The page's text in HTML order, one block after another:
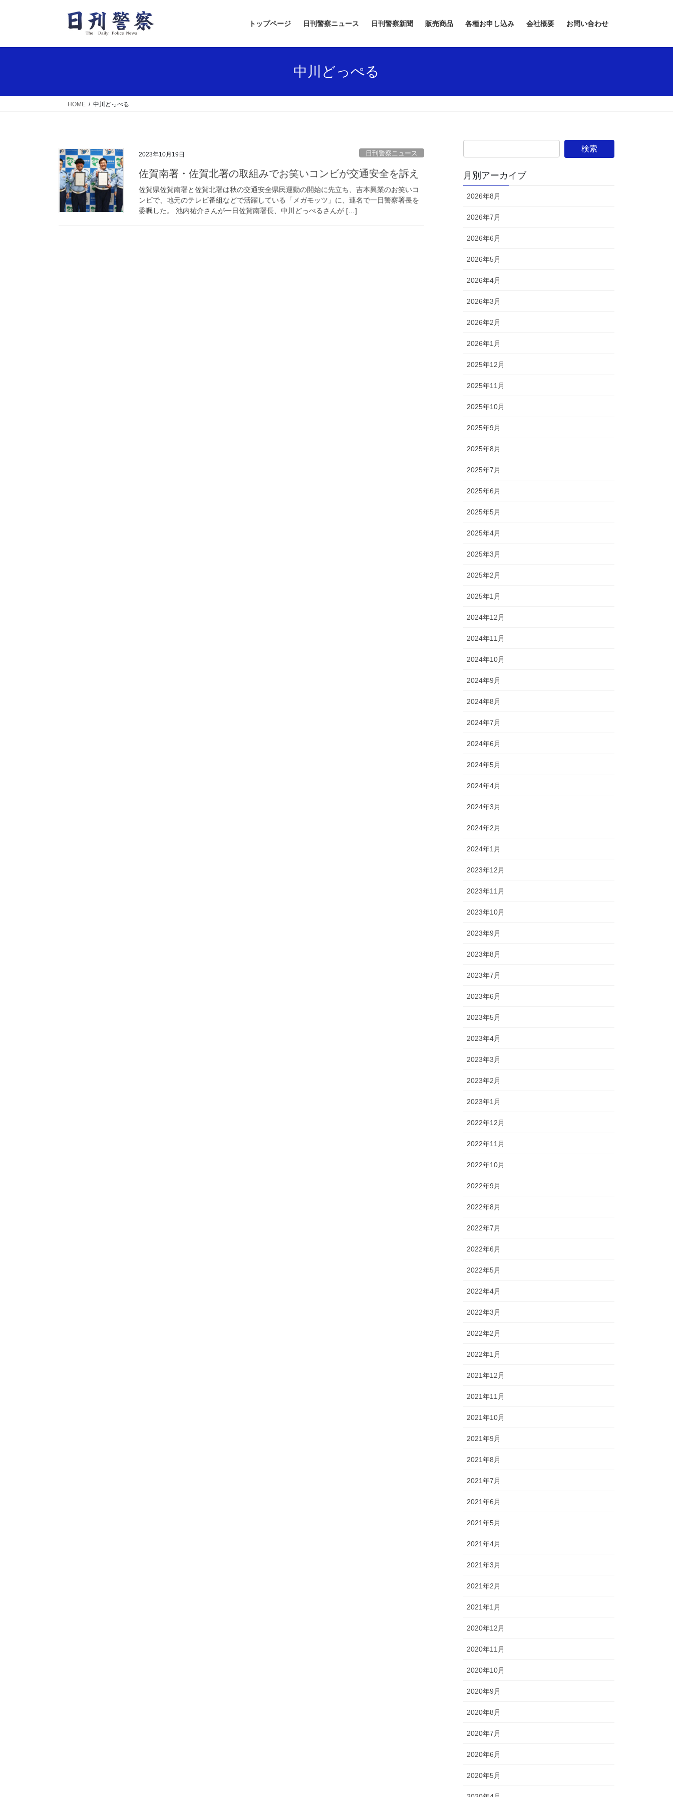
トップページ 日刊警察ニュース 日刊警察新聞 販売商品 各種お申し込み 会社概要 お問い合わせ
中川どっぺる
HOME 中川どっぺる
2023年10月19日 日刊警察ニュース
佐賀南署・佐賀北署の取組みでお笑いコンビが交通安全を訴え
佐賀県佐賀南署と佐賀北署は秋の交通安全県民運動の開始に先立ち、吉本興業のお笑いコ
ンビで、地元のテレビ番組などで活躍している「メガモッツ」に、連名で一日警察署長を
委嘱した。 池内祐介さんが一日佐賀南署長、中川どっぺるさんが […]
月別アーカイブ
2026年8月
2026年7月
2026年6月
2026年5月
2026年4月
2026年3月
2026年2月
2026年1月
2025年12月
2025年11月
2025年10月
2025年9月
2025年8月
2025年7月
2025年6月
2025年5月
2025年4月
2025年3月
2025年2月
2025年1月
2024年12月
2024年11月
2024年10月
2024年9月
2024年8月
2024年7月
2024年6月
2024年5月
2024年4月
2024年3月
2024年2月
2024年1月
2023年12月
2023年11月
2023年10月
2023年9月
2023年8月
2023年7月
2023年6月
2023年5月
2023年4月
2023年3月
2023年2月
2023年1月
2022年12月
2022年11月
2022年10月
2022年9月
2022年8月
2022年7月
2022年6月
2022年5月
2022年4月
2022年3月
2022年2月
2022年1月
2021年12月
2021年11月
2021年10月
2021年9月
2021年8月
2021年7月
2021年6月
2021年5月
2021年4月
2021年3月
2021年2月
2021年1月
2020年12月
2020年11月
2020年10月
2020年9月
2020年8月
2020年7月
2020年6月
2020年5月